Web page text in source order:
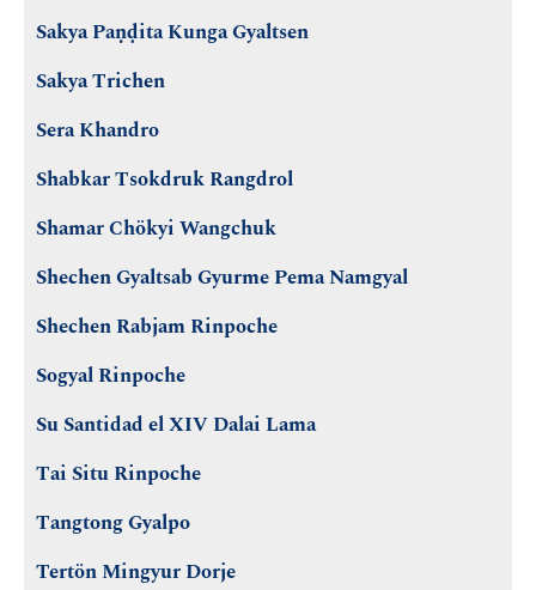
Sakya Paṇḍita Kunga Gyaltsen
Sakya Trichen
Sera Khandro
Shabkar Tsokdruk Rangdrol
Shamar Chökyi Wangchuk
Shechen Gyaltsab Gyurme Pema Namgyal
Shechen Rabjam Rinpoche
Sogyal Rinpoche
Su Santidad el XIV Dalai Lama
Tai Situ Rinpoche
Tangtong Gyalpo
Tertön Mingyur Dorje